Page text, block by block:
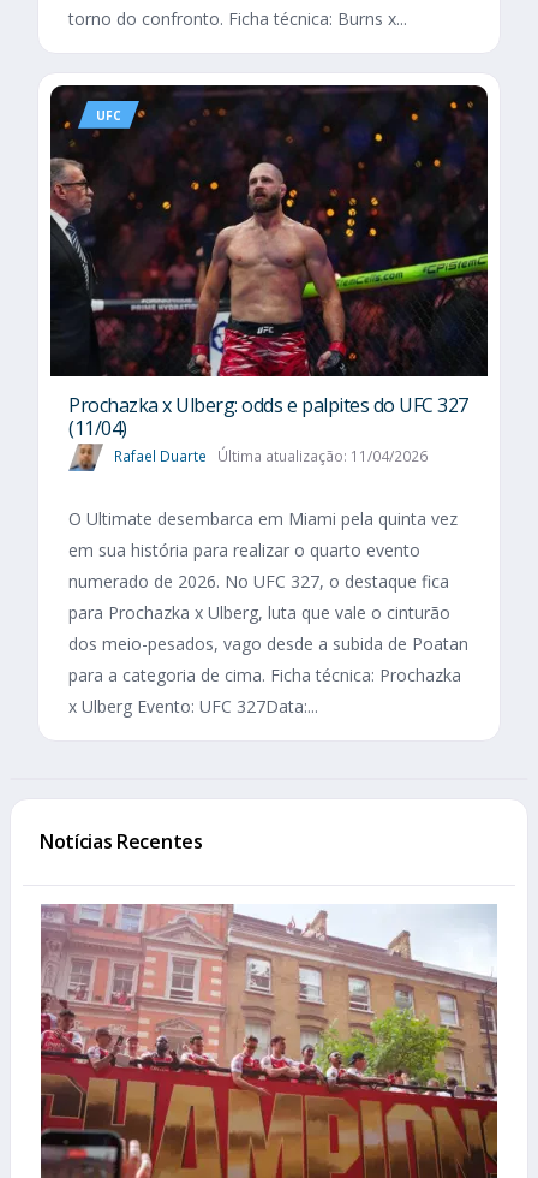
torno do confronto. Ficha técnica: Burns x...
UFC
Prochazka x Ulberg: odds e palpites do UFC 327
(11/04)
Rafael Duarte Última atualização: 11/04/2026
O Ultimate desembarca em Miami pela quinta vez
em sua história para realizar o quarto evento
numerado de 2026. No UFC 327, o destaque fica
para Prochazka x Ulberg, luta que vale o cinturão
dos meio-pesados, vago desde a subida de Poatan
para a categoria de cima. Ficha técnica: Prochazka
x Ulberg Evento: UFC 327Data:...
Notícias Recentes